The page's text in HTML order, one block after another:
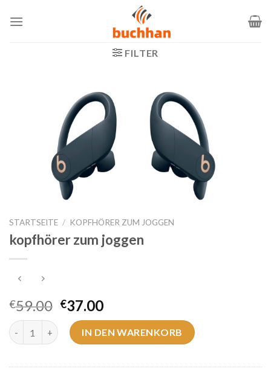
Inhalt
FILTER
STARTSEITE / KOPFHÖRER ZUM JOGGEN
kopfhörer zum joggen
€59.00 €37.00
kopfhörer zum joggen MengeIN DEN WARENKORB